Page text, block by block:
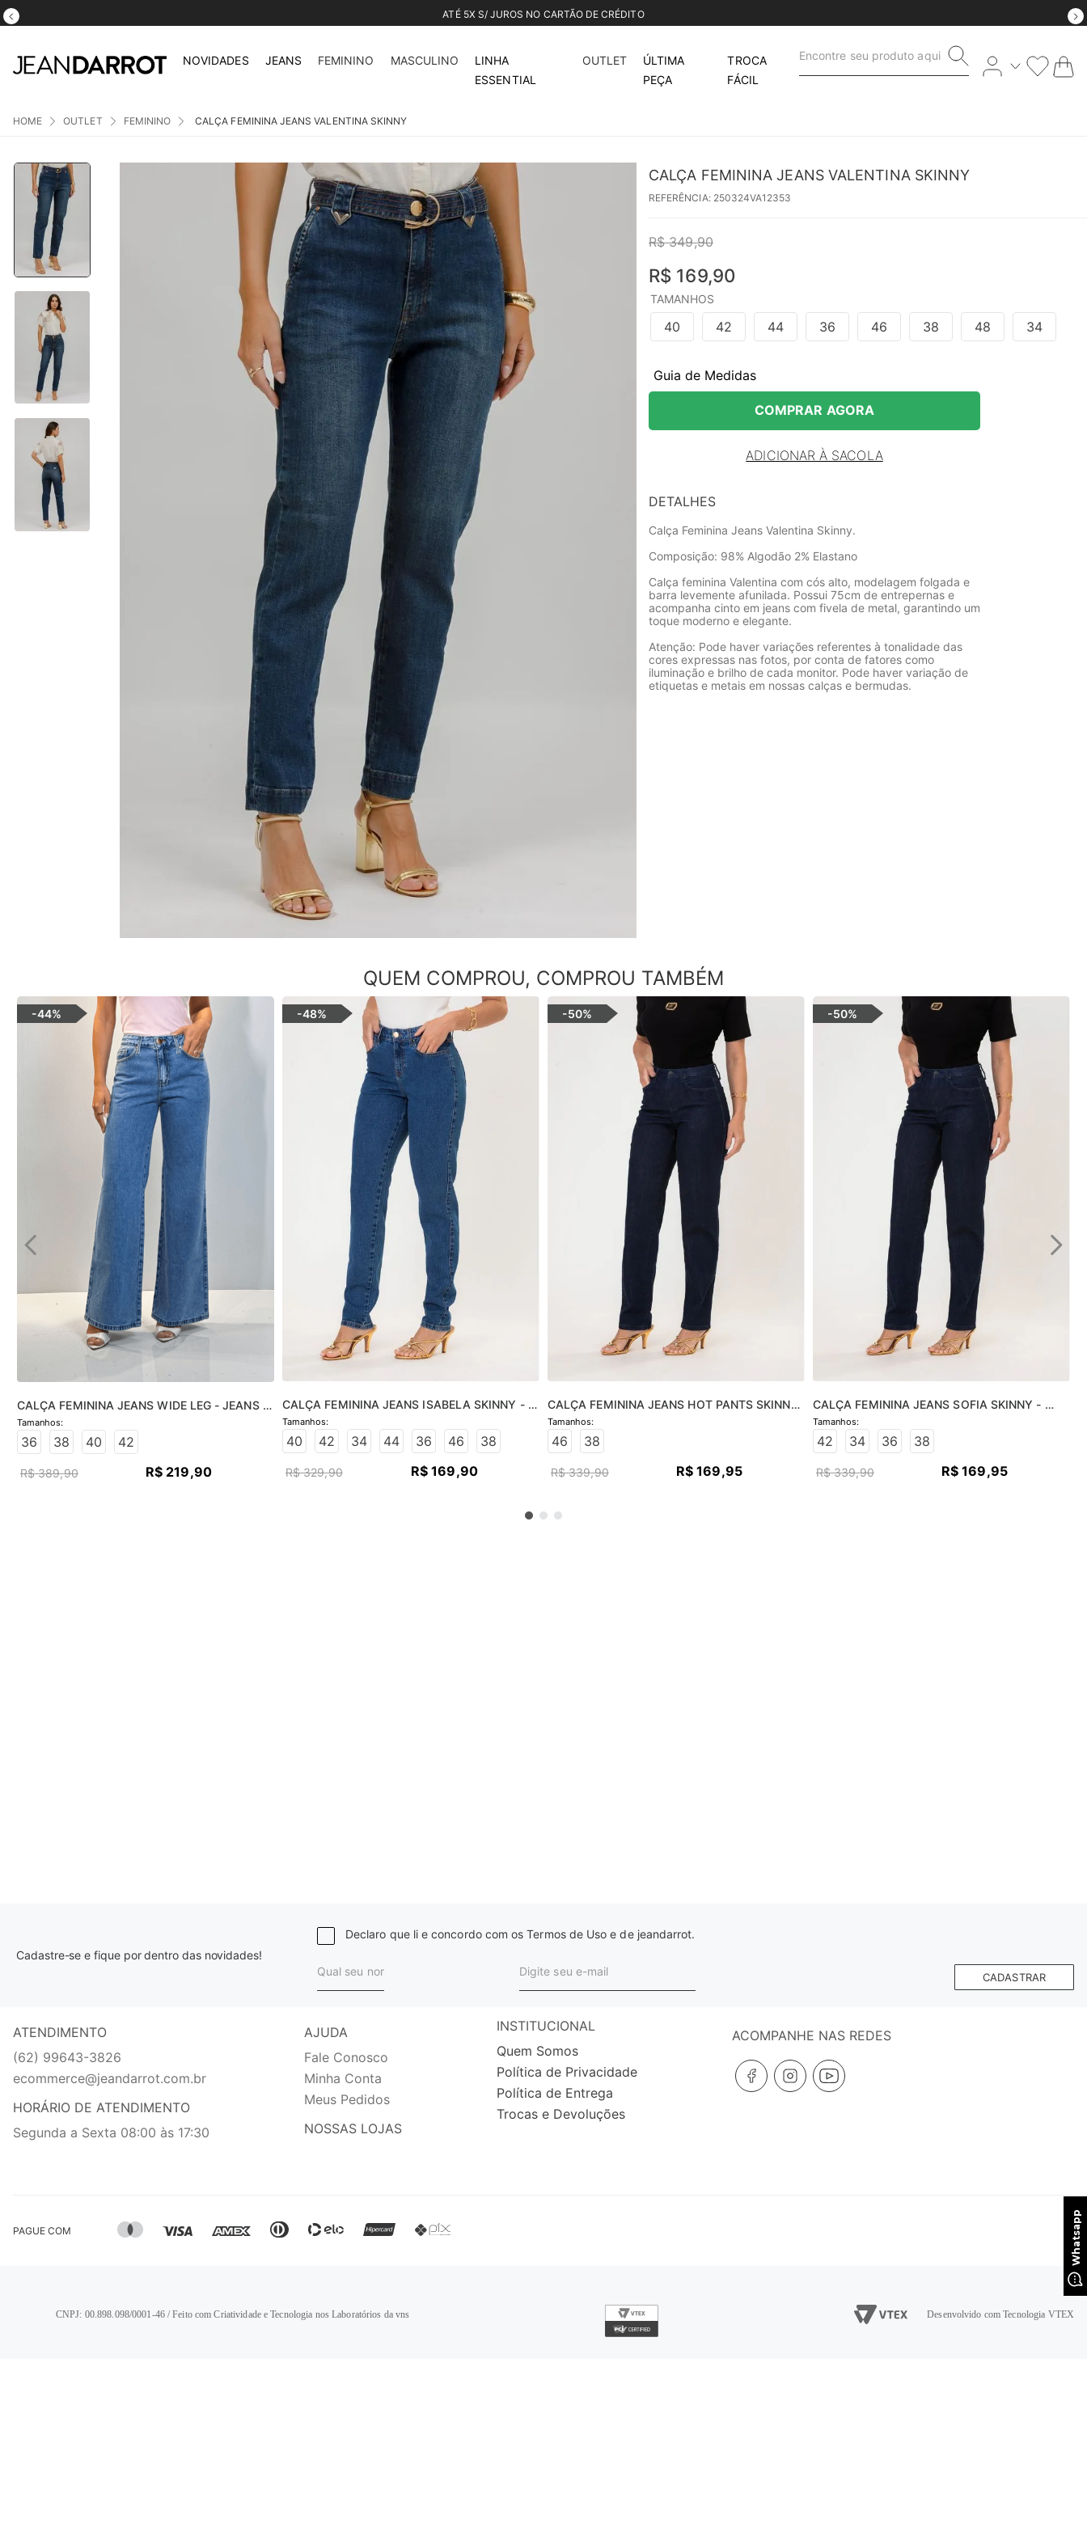
ATÉ 5X S/ JUROS NO CARTÃO DE CRÉDITO
NOVIDADES JEANS FEMININO MASCULINO
LINHA
ESSENTIAL
OUTLET
ÚLTIMA
PEÇA
TROCA
FÁCIL
Encontre seu produto aqui
OUTLET FEMININO CALÇA FEMININA JEANS VALENTINA SKINNY
CALÇA FEMININA JEANS VALENTINA SKINNY
REFERÊNCIA: 250324VA12353
R$ 349,90
R$ 169,90
51%off
TAMANHOS
40 42 44 36 46 38 48 34
Guia de Medidas
COMPRAR AGORA
ADICIONAR À SACOLA
DETALHES
Calça Feminina Jeans Valentina Skinny.
Composição: 98% Algodão 2% Elastano
Calça feminina Valentina com cós alto, modelagem folgada e
barra levemente afunilada. Possui 75cm de entrepernas e
acompanha cinto em jeans com fivela de metal, garantindo um
toque moderno e elegante.
Atenção: Pode haver variações referentes à tonalidade das
cores expressas nas fotos, por conta de fatores como
iluminação e brilho de cada monitor. Pode haver variação de
etiquetas e metais em nossas calças e bermudas.
QUEM COMPROU, COMPROU TAMBÉM
-44%
CALÇA FEMININA JEANS WIDE LEG - JEANS
CLARO
36 38 40 42
R$ 389,90 R$ 219,90
-48%
CALÇA FEMININA JEANS ISABELA SKINNY -
JEANS MÉDIO
40 42 34 44 36 46 38
R$ 329,90 R$ 169,90
-50%
CALÇA FEMININA JEANS HOT PANTS SKINNY
- JEANS ESCURO
46 38
R$ 339,90 R$ 169,95
-50%
CALÇA FEMININA JEANS SOFIA SKINNY -
JEANS ESCURO
42 34 36 38
R$ 339,90 R$ 169,95
Cadastre-se e fique por dentro das novidades!
Declaro que li e concordo com os Termos de Uso e de jeandarrot.
CADASTRAR
ATENDIMENTO
(62) 99643-3826
ecommerce@jeandarrot.com.br
HORÁRIO DE ATENDIMENTO
Segunda a Sexta 08:00 às 17:30
AJUDA
Fale Conosco
Minha Conta
Meus Pedidos
NOSSAS LOJAS
INSTITUCIONAL
Quem Somos
Política de Privacidade
Política de Entrega
Trocas e Devoluções
ACOMPANHE NAS REDES
PAGUE COM
CNPJ: 00.898.098/0001-46 / Feito com Criatividade e Tecnologia nos Laboratórios da vns Desenvolvido com Tecnologia VTEX